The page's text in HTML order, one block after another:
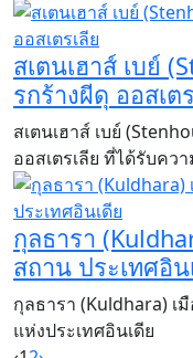
สเตนเฮาส์ เบย์
รกร้างผีดุ ออสเต
สเตนเฮาส์ เบย์
ออสเตรเลีย ที่ได้รับคว
กุลธารา
สถาน ประเทศอิน
กุลธารา (Kuldhara) เ
แห่งประเทศอินเดีย